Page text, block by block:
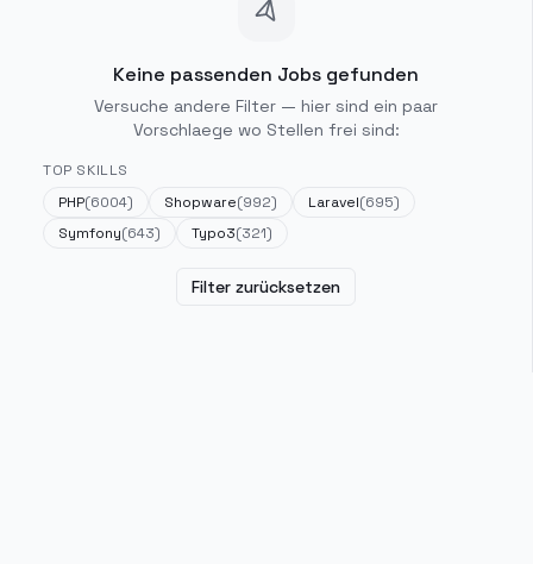
Keine passenden Jobs gefunden
Versuche andere Filter — hier sind ein paar
Vorschlaege wo Stellen frei sind:
TOP SKILLS
PHP(6004) Shopware(992) Laravel(695)
Symfony(643) Typo3(321)
Filter zurücksetzen